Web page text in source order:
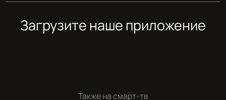
Загрузите наше приложение
Также на смарт-тв